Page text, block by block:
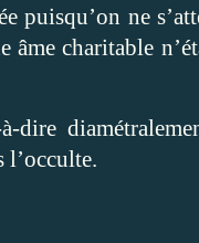
puisqu’on ne
charitable
dire
l’occulte.